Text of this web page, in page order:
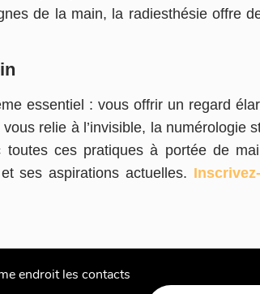
de la main, la radiesthésie offre
essentiel : vous offrir un regard
relie à l’invisible, la numérologie
toutes ces pratiques à portée de
ses aspirations actuelles.
endroit les contacts